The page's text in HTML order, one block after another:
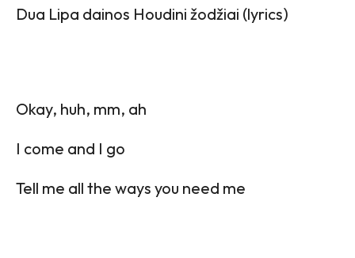
Dua Lipa dainos Houdini žodžiai (lyrics)
Okay, huh, mm, ah
I come and I go
Tell me all the ways you need me